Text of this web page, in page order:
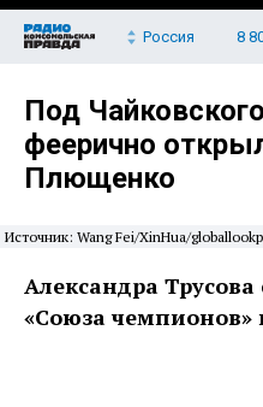
Россия 8
Под
феерично
Плющенко
Источник: Wang Fei/XinHua/
Александра
«Союза чемпионов»